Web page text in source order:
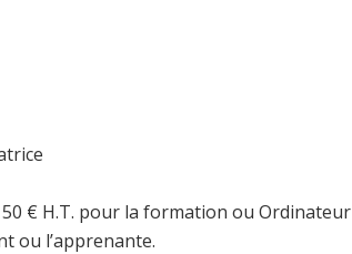
€ H.T. pour la formation ou Ordinateur
ou l’apprenante.